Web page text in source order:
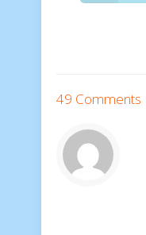
49 Comments